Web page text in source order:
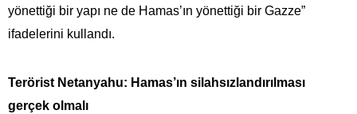
yönettiği bir yapı ne de Hamas’ın yönettiği bir Gazze”
ifadelerini kullandı.
Terörist Netanyahu: Hamas’ın silahsızlandırılması
gerçek olmalı